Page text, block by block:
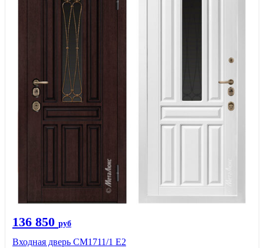
136 850 руб
Входная дверь CМ1711/1 Е2